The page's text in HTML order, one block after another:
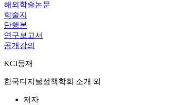
해외학술논문
학술지
단행본
연구보고서
공개강의
KCI등재
한국디지털정책학회 소개 외
저자